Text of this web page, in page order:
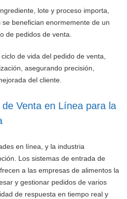
lote y proceso importa,
benefician enormemente de un
de pedidos de venta.
de vida del pedido de venta,
asegurando precisión,
del cliente.
Venta en Línea para la
en línea, y la industria
Los sistemas de entrada de
a las empresas de alimentos la
y gestionar pedidos de varios
de respuesta en tiempo real y